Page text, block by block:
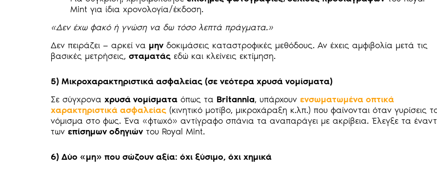
Mint για ίδια χρονολογία/έκδοση.
«Δεν έχω φακό ή γνώση να δω τόσο λεπτά πράγματα.»
Δεν πειράζει — αρκεί να μην δοκιμάσεις καταστροφικές μεθόδους. Αν έχεις αμφιβολία μετά τις
βασικές μετρήσεις, σταματάς εδώ και κλείνεις εκτίμηση.
5) Μικροχαρακτηριστικά ασφαλείας (σε νεότερα χρυσά νομίσματα)
Σε σύγχρονα χρυσά νομίσματα όπως τα Britannia, υπάρχουν ενσωματωμένα οπτικά
χαρακτηριστικά ασφαλείας (κινητικό μοτίβο, μικροχάραξη κ.λπ.) που φαίνονται όταν γυρίσεις
νόμισμα στο φως. Ένα «φτωχό» αντίγραφο σπάνια τα αναπαράγει με ακρίβεια. Έλεγξε τα
των επίσημων οδηγιών του Royal Mint.
6) Δύο «μη» που σώζουν αξία: όχι ξύσιμο, όχι χημικά